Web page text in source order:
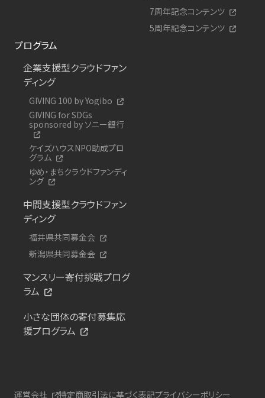
7周年記念コンテンツ
5周年記念コンテンツ
プログラム
企業支援型クラウドファン
ディング
GIVING 100 by Yogibo
GIVING for SDGs
sponsored by ソニー銀行
ケイズハウスNPO助成プロ
グラム
ゆめ・まちクラウドファンディ
ング
中間支援型クラウドファン
ディング
福井県共同募金会
新潟県共同募金会
マンスリー寄付挑戦プログ
ラム
小さな団体の寄付募集応
援プログラム
運営会社 特定商取引法に基づく表記プライバシーポリシー